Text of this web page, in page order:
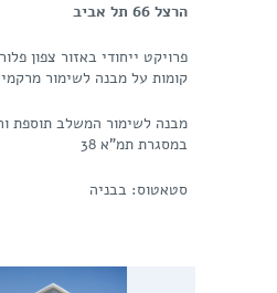
הרצל 66 תל אביב
קומות על מבנה לשימור מרקמי
מבנה לשימור המשלב תוספת
במסגרת תמ"א 38
סטאטוס: בבניה